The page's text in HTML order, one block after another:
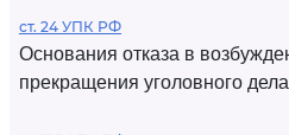
ст. 24 УПК РФ
Основания отказа в
прекращения уголовного дела